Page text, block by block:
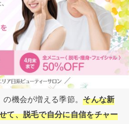
の機会が増える季節。そんな新
て、脱毛で自分に自信をチャー